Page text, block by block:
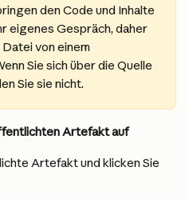
den Code und Inhalte
eigenes Gespräch, daher
von einem
Sie sich über die Quelle
Sie sie nicht.
Artefakt auf
Artefakt und klicken Sie